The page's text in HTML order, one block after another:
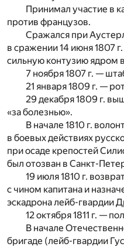
Принимал участие в
против французов.
Сражался при
в сражении 14 июня 1807
сильную контузию ядром
7 ноября 1807 г. —
21 января 1809 г. —
29 декабря 1809 г.
«за болезнью».
В начале 1810 г.
в боевых действиях
при осаде крепостей
был отозван в Санкт-
19 июля 1810 г.
с чином капитана и
эскадрона лейб-гвардии
12 октября 1811 г. —
В начале
бригаде (лейб-гвардии